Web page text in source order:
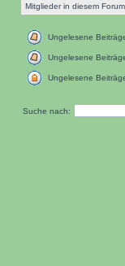
Mitglieder in diesem
Ungelesene
Ungelesene
Ungelesene
Suche nach: